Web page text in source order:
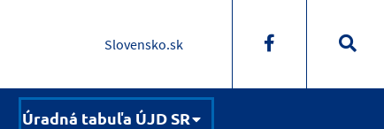
Slovensko.sk
Úradná tabuľa ÚJD SR